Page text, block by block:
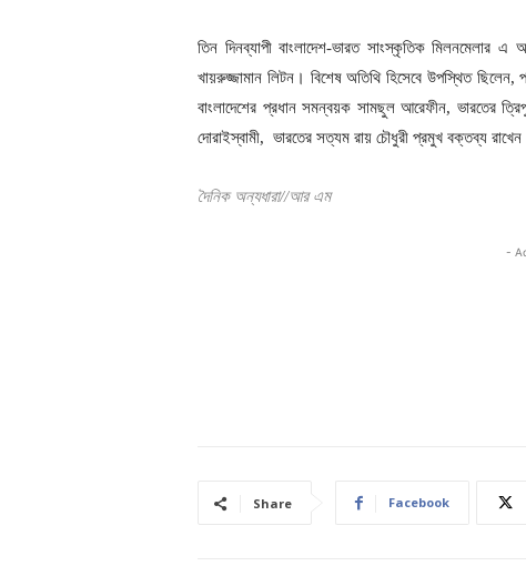
তিন দিনব্যাপী বাংলাদেশ-ভারত সাংস্কৃতিক মিলনমেলার
খায়রুজ্জামান লিটন। বিশেষ অতিথি হিসেবে উপস্থিত ছিলেন,
বাংলাদেশের প্রধান সমন্বয়ক সামছুল আরেফীন, ভারতের
দোরাইস্বামী, ভারতের সত্যম রায় চৌধুরী প্রমুখ বক্তব্য
দৈনিক অন্যধারা//আর এম
-
Share Facebook